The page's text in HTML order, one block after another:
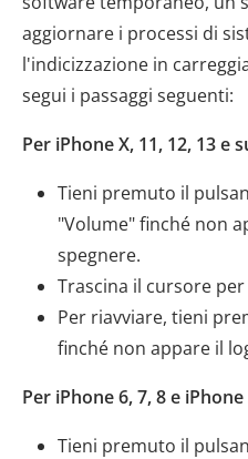
aggiornare i processi di
l'indicizzazione in
segui i passaggi seguenti:
Per iPhone X, 11, 12, 13 e
Tieni premuto il
"Volume" finché non
spegnere.
Trascina il cursore
Per riavviare, tieni
finché non appare il
Per iPhone 6, 7, 8 e
Tieni premuto il